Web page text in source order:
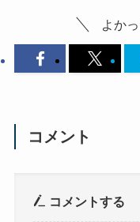
よか
コメント
コメントする